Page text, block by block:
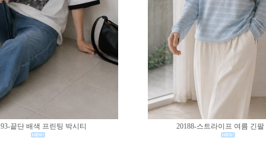
끝단 배색 프린팅 박시티 20188-스트라이프 여름 긴팔